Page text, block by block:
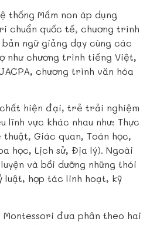
thống Mầm non áp dụng
chuẩn quốc tế, chương trình
ngữ giảng dạy cùng các
như chương trình tiếng Việt,
chương trình văn hóa
hiện đại, trẻ trải nghiệm
lĩnh vực khác nhau như: Thực
thuật, Giác quan, Toán học,
học, Lịch sử, Địa lý). Ngoài
và bồi dưỡng những thói
luật, hợp tác linh hoạt, kỹ
đưa phân theo hai